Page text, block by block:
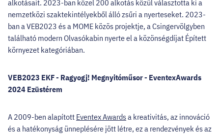
alkotásait. 2023-ban közel 200 alkotás közül választotta ki a
nemzetközi szaktekintélyekből álló zsűri a nyerteseket. 2023-
ban a VEB2023 és a MOME közös projektje, a Csingervölgyben
található modern Olvasókabin nyerte el a közönségdíjat Épített
környezet kategóriában.
VEB2023 EKF - Ragyogj! Megnyitóműsor - EventexAwards
2024 Ezüstérem
A 2009-ben alapított Eventex Awardsa kreativitás, az innováció
és a hatékonyság ünneplésére jött létre, ez a rendezvények és az